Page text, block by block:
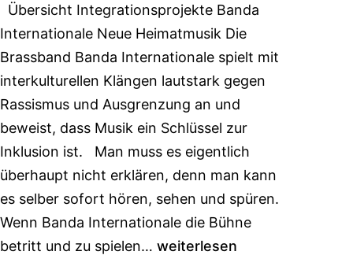
Übersicht Integrationsprojekte Banda
Internationale Neue Heimatmusik Die
Brassband Banda Internationale spielt mit
interkulturellen Klängen lautstark gegen
Rassismus und Ausgrenzung an und
beweist, dass Musik ein Schlüssel zur
Inklusion ist. Man muss es eigentlich
überhaupt nicht erklären, denn man kann
es selber sofort hören, sehen und spüren.
Wenn Banda Internationale die Bühne
betritt und zu spielen… weiterlesen